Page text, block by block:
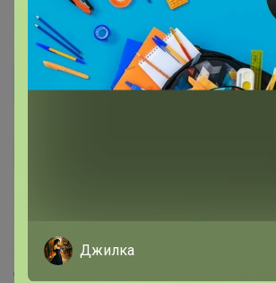
ТАРА
ТАРА
Кандидат в магистры
На сайте 3 часа назад
День рождения 01 января
Джилка